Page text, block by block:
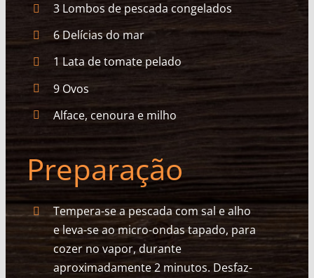
3 Lombos de pescada congelados
6 Delícias do mar
1 Lata de tomate pelado
9 Ovos
Alface, cenoura e milho
Preparação
Tempera-se a pescada com sal e alho
e leva-se ao micro-ondas tapado, para
cozer no vapor, durante
aproximadamente 2 minutos. Desfaz-